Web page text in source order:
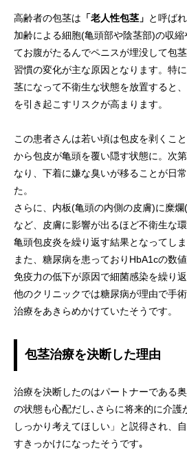
高齢者の包茎は 「老人性包茎」 と呼ば
加齢による細胞(亀頭部や陰茎部)の収縮
てお腹がたるんでペニスが埋没して包
習慣の変化が主な原因となります。特
茎になって不衛生な状態を放置すると
を引き起こすリスクが高まります。
この患者さんは若い頃は包皮を剥くこ
から包皮が亀頭を覆い隠す状態に。次
なり、下着に嫌な臭いが移ることが日
た。
さらに、内板(亀頭の内側の皮膚)に糜
など、皮膚に影響が出るほど不衛生な
亀頭包皮炎を繰り返す結果となってしま
また、糖尿病を患っておりHbA1cの数
免疫力の低下が原因で細菌感染を繰り
他のクリニックでは糖尿病が理由で手
治療をあきらめかけていたそうです。
包茎治療を決断した理由
治療を決断したのはパートナーである
の状態も心配だし､さらに将来的に介護
しっかり考えてほしい」と説得され、
すきっかけになったそうです｡